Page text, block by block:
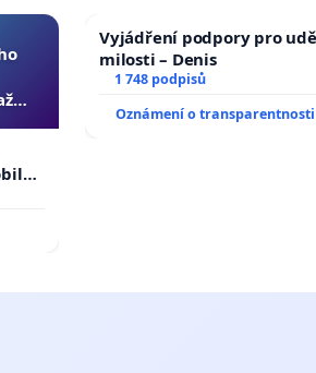
Vyjádření podpory pro
milosti – Denis
1 748 podpisů
Oznámení o transparentnosti